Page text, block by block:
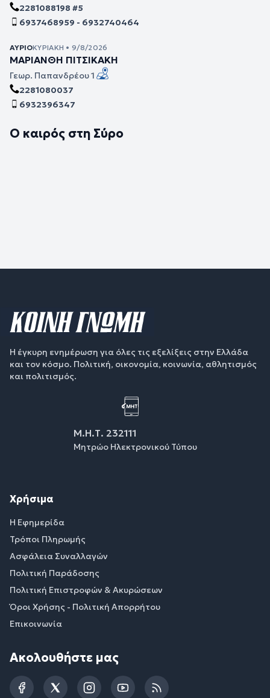
2281088198 #5
6937468959 - 6932740464
ΑΎΡΙΟΚΥΡΙΑΚΉ • 9/8/2026
ΜΑΡΙΑΝΘΗ ΠΙΤΣΙΚΑΚΗ
Γεωρ. Παπανδρέου 1
2281080037
6932396347
Ο καιρός στη Σύρο
Η έγκυρη ενημέρωση για όλες τις εξελίξεις στην Ελλάδα
και τον κόσμο. Πολιτική, οικονομία, κοινωνία, αθλητισμός
και πολιτισμός.
Μ.Η.Τ. 232111
Μητρώο Ηλεκτρονικού Τύπου
Χρήσιμα
Η Εφημερίδα
Τρόποι Πληρωμής
Ασφάλεια Συναλλαγών
Πολιτική Παράδοσης
Πολιτική Επιστροφών & Ακυρώσεων
Όροι Χρήσης - Πολιτική Απορρήτου
Επικοινωνία
Ακολουθήστε μας
FacebookTwitterInstagramYouTubeRSS